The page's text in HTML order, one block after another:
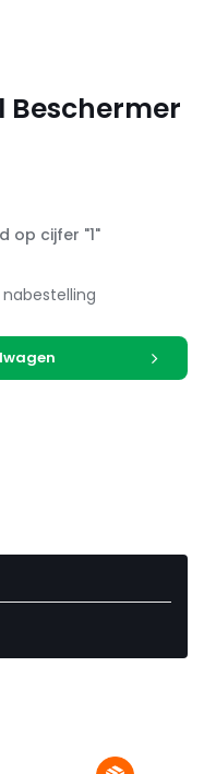
Beschermer
op cijfer "1"